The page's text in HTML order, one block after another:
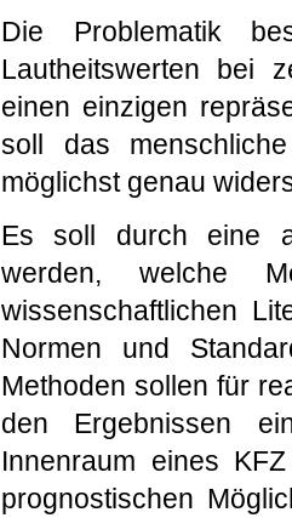
Die Problematik
Lautheitswerten bei
einen einzigen
soll das
möglichst genau
Es soll durch eine
werden, welche
wissenschaftlichen
Normen und
Methoden sollen für
den Ergebnissen
Innenraum eines
prognostischen